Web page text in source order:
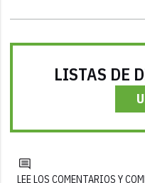
LISTAS DE
LEE LOS COMENTARIOS Y